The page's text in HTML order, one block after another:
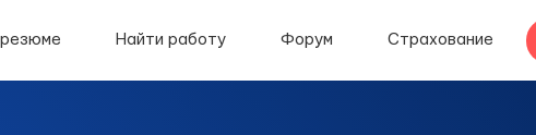
Найти работу Форум Страхование